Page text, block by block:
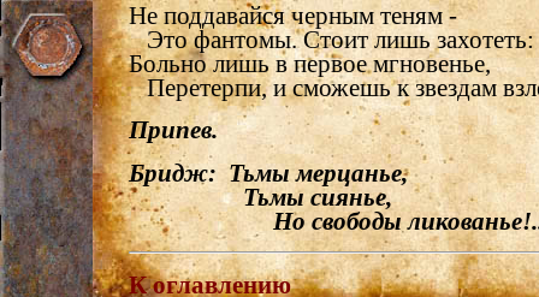
Не поддавайся черным теням -
Это фантомы. Стоит лишь захотеть:
Больно лишь в первое мгновенье,
Перетерпи, и сможешь к звездам
Припев.
Бридж: Тьмы мерцанье,
Тьмы сиянье,
Но свободы
К оглавлению